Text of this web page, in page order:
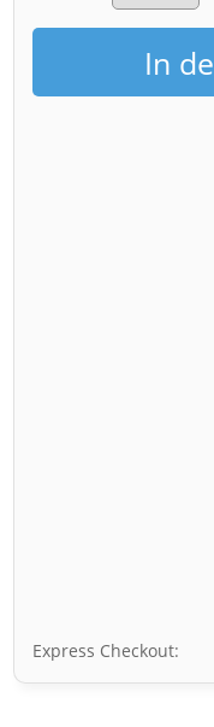
Menge
In
Express Checkout: